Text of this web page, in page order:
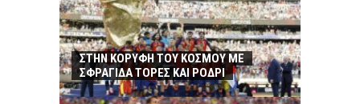
ΣΤΗΝ ΚΟΡΥΦΗ ΤΟΥ ΚΟΣΜΟΥ ΜΕ
ΣΦΡΑΓΙΔΑ ΤΟΡΕΣ ΚΑΙ ΡΟΔΡΙ